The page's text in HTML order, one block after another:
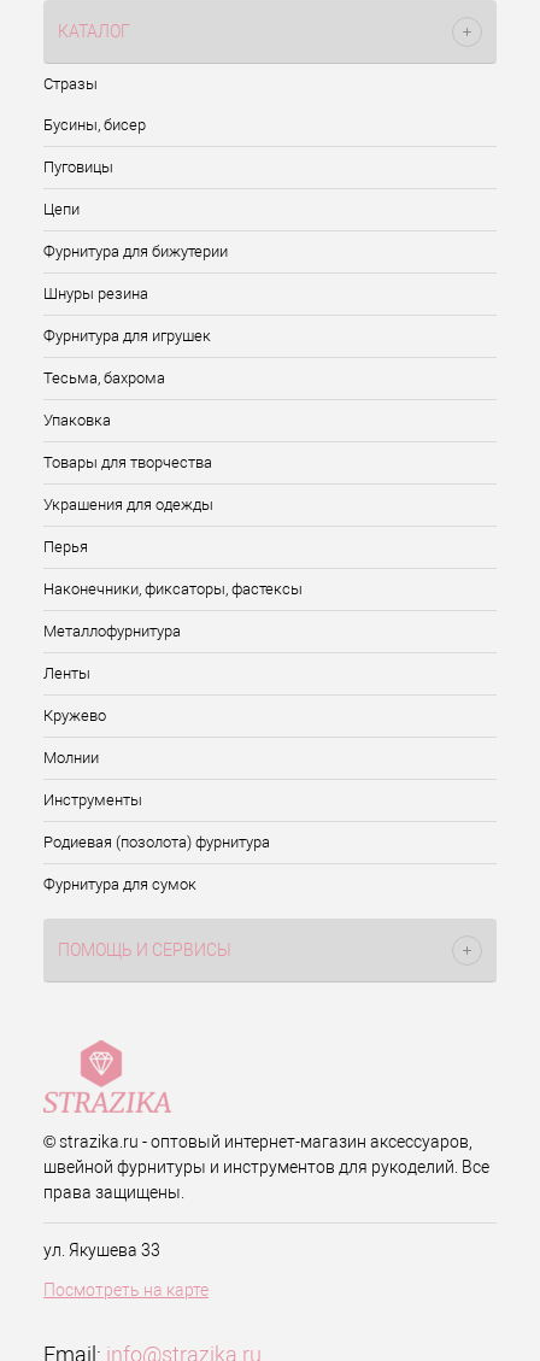
КАТАЛОГ
Стразы
Бусины, бисер
Пуговицы
Цепи
Фурнитура для бижутерии
Шнуры резина
Фурнитура для игрушек
Тесьма, бахрома
Упаковка
Товары для творчества
Украшения для одежды
Перья
Наконечники, фиксаторы, фастексы
Металлофурнитура
Ленты
Кружево
Молнии
Инструменты
Родиевая (позолота) фурнитура
Фурнитура для сумок
ПОМОЩЬ И СЕРВИСЫ
© strazika.ru - оптовый интернет-магазин аксессуаров,
швейной фурнитуры и инструментов для рукоделий. Все
права защищены.
ул. Якушева 33
Посмотреть на карте
Email: info@strazika.ru